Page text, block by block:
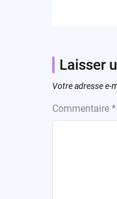
Laisser
Votre adresse e-
Commentaire *